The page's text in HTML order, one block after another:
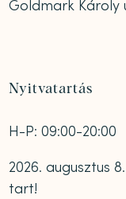
Goldmark Károly
Nyitvatartás
H-P: 09:00-20:00
2026. augusztus
tart!